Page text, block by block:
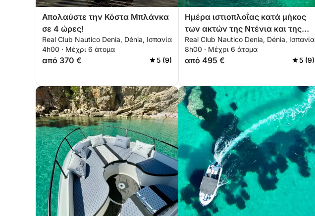
Απολαύστε την Κόστα Μπλάνκα
σε 4 ώρες!
Real Club Nautico Denia, Dénia, Ισπανία
4h00 · Μέχρι 6 άτομα
από 370 € 5 (9)
Ημέρα ιστιοπλοΐας κατά μήκος
των ακτών της Ντένια και της
Χάβεα
Real Club Nautico Denia, Dénia, Ισπανία
8h00 · Μέχρι 6 άτομα
από 495 € 5 (9)